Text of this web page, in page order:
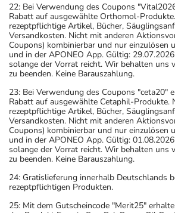
22: Bei Verwendung des Coupons
Rabatt auf ausgewählte Orthomol-
rezeptpflichtige Artikel, Bücher,
Versandkosten. Nicht mit anderen
Coupons) kombinierbar und nur einzulösen
und in der APONEO App. Gültig:
solange der Vorrat reicht. Wir behalten uns
zu beenden. Keine Barauszahlung.
23: Bei Verwendung des Coupons "ceta20"
Rabatt auf ausgewählte Cetaphil-Produkte.
rezeptpflichtige Artikel, Bücher,
Versandkosten. Nicht mit anderen
Coupons) kombinierbar und nur einzulösen
und in der APONEO App. Gültig:
solange der Vorrat reicht. Wir behalten uns
zu beenden. Keine Barauszahlung.
24: Gratislieferung innerhalb Deutschlands
rezeptpflichtigen Produkten.
25: Mit dem Gutscheincode "Merit25"